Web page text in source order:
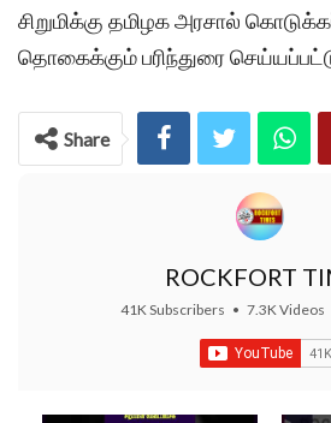
சிறுமிக்கு தமிழக அரசால்
தொகைக்கும் பரிந்துரை
Share
ROCKFORT
41K Subscribers • 7.3K Videos